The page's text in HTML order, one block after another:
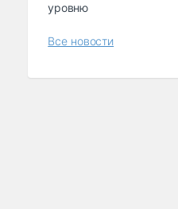
уровню
Все новости